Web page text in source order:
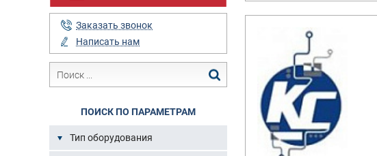
Заказать звонок
Написать нам
ПОИСК ПО ПАРАМЕТРАМ
Тип оборудования